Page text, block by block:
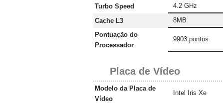
Turbo Speed
4.2 GHz
Cache L3
8MB
Pontuação do
Processador
9903 pontos
Placa de Vídeo
Modelo da Placa de
Vídeo
Intel Iris Xe